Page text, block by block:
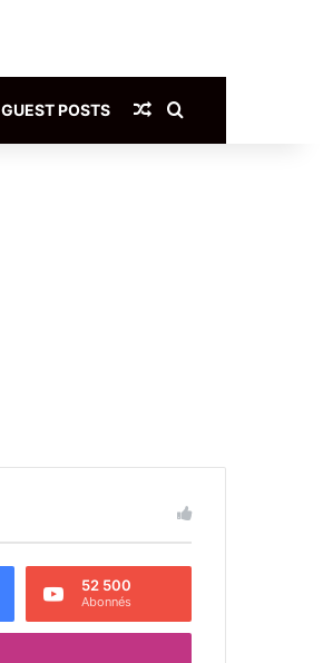
GUEST POSTS Article Aléatoire
52 500
Abonnés